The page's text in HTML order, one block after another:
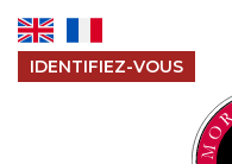
IDENTIFIEZ-VOUS